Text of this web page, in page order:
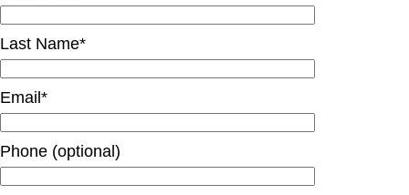
Last Name*
Email*
Phone (optional)